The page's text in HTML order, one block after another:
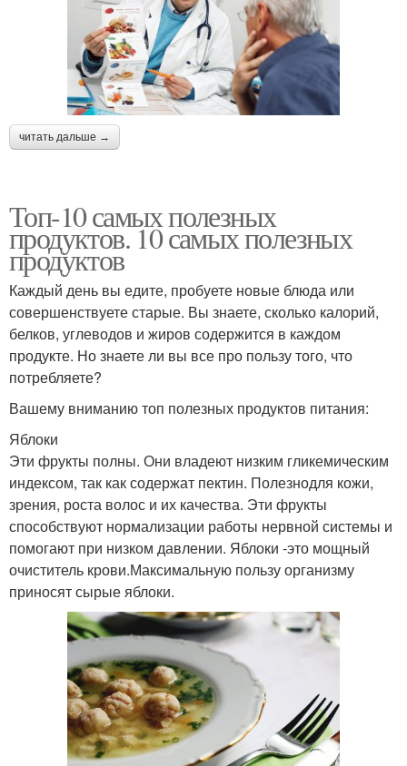
читать дальше →
Топ-10 самых полезных
продуктов. 10 самых полезных
продуктов
Каждый день вы едите, пробуете новые блюда или
совершенствуете старые. Вы знаете, сколько калорий,
белков, углеводов и жиров содержится в каждом
продукте. Но знаете ли вы все про пользу того, что
потребляете?
Вашему вниманию топ полезных продуктов питания:
Яблоки
Эти фрукты полны. Они владеют низким гликемическим
индексом, так как содержат пектин. Полезнодля кожи,
зрения, роста волос и их качества. Эти фрукты
способствуют нормализации работы нервной системы и
помогают при низком давлении. Яблоки -это мощный
очиститель крови.Максимальную пользу организму
приносят сырые яблоки.